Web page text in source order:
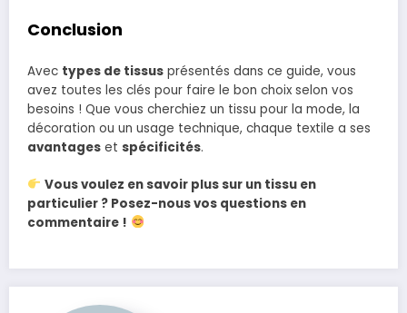
Conclusion
Avec types de tissus présentés dans ce guide, vous
avez toutes les clés pour faire le bon choix selon vos
besoins ! Que vous cherchiez un tissu pour la mode, la
décoration ou un usage technique, chaque textile a ses
avantages et spécificités.
Vous voulez en savoir plus sur un tissu en
particulier ? Posez-nous vos questions en
commentaire !